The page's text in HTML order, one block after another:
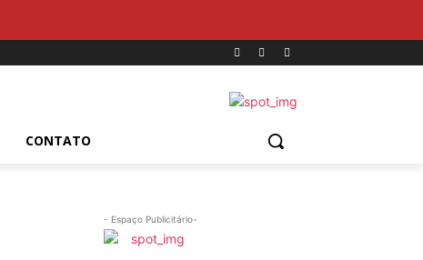
CONTATO
- Espaço Publicitário-